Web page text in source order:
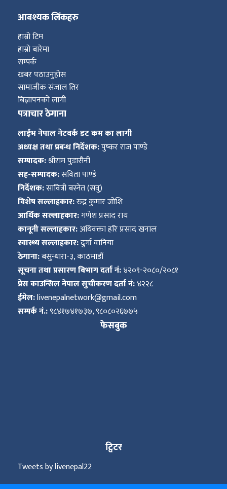
आबश्यक लिंकहरु
हाम्रो टिम
हाम्रो बारेमा
सम्पर्क
खबर पठाउनुहोस
सामाजीक संजाल तिर
बिज्ञापनको लागी
पत्राचार ठेगाना
लाईभ नेपाल नेटवर्क डट कम का लागी
अध्यक्ष तथा प्रबन्ध निर्देशक:पुष्कर राज पाण्डे
सम्पादक:श्रीराम पुडासैनी
सह-सम्पादक:सविता पाण्डे
निर्देशक:सावित्री बस्नेत (सवु)
विशेष सल्लाहकार:रुद्र कुमार जोशि
आर्थिक सल्लाहकार:गणेश प्रसाद राय
कानूनी सल्लाहकार:अधिवक्ता हरि प्रसाद खनाल
स्वास्थ्य सल्लाहकार:दुर्गा वानिया
ठेगाना:बसुन्धारा-३, काठमाडौं
सूचना तथा प्रसारण बिभाग दर्ता नं:४२०९-२०८०/२०८१
प्रेस काउन्सिल नेपाल सुचीकरण दर्ता नं:४२२८
ईमेल:livenepalnetwork@gmail.com
सम्पर्क नं.:९८४१७४१७३७, ९८०८०२६७७५
फेसबुक
ट्विटर
Tweets by livenepal22